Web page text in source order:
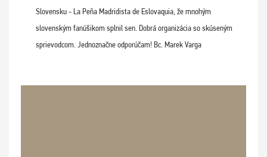
Slovensku - La Peña Madridista de Eslovaquia, že mnohým
slovenským fanúšikom splnil sen. Dobrá organizácia so skúseným
sprievodcom. Jednoznačne odporúčam! Bc. Marek Varga